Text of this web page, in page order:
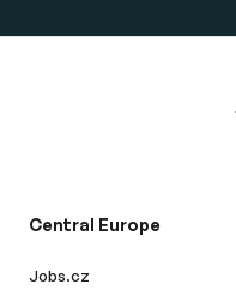
Central Europe
Jobs.cz